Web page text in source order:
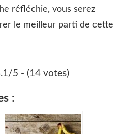
réfléchie, vous serez
le meilleur parti de cette
5 - (14 votes)
: